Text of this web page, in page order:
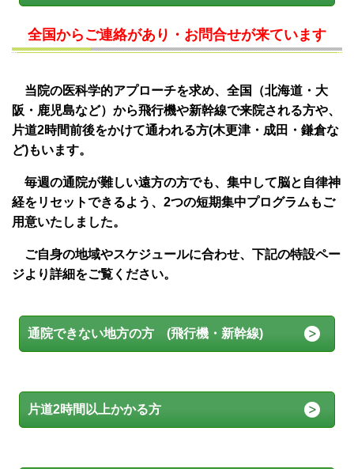
全国からご連絡があり・お問合せが来ています
当院の医科学的アプローチを求め、全国（北海道・大
阪・鹿児島など）から飛行機や新幹線で来院される方や、
片道2時間前後をかけて通われる方(木更津・成田・鎌倉な
ど)もいます。
毎週の通院が難しい遠方の方でも、集中して脳と自律神
経をリセットできるよう、2つの短期集中プログラムもご
用意いたしました。
ご自身の地域やスケジュールに合わせ、下記の特設ペー
ジより詳細をご覧ください。
通院できない地方の方 (飛行機・新幹線)
片道2時間以上かかる方